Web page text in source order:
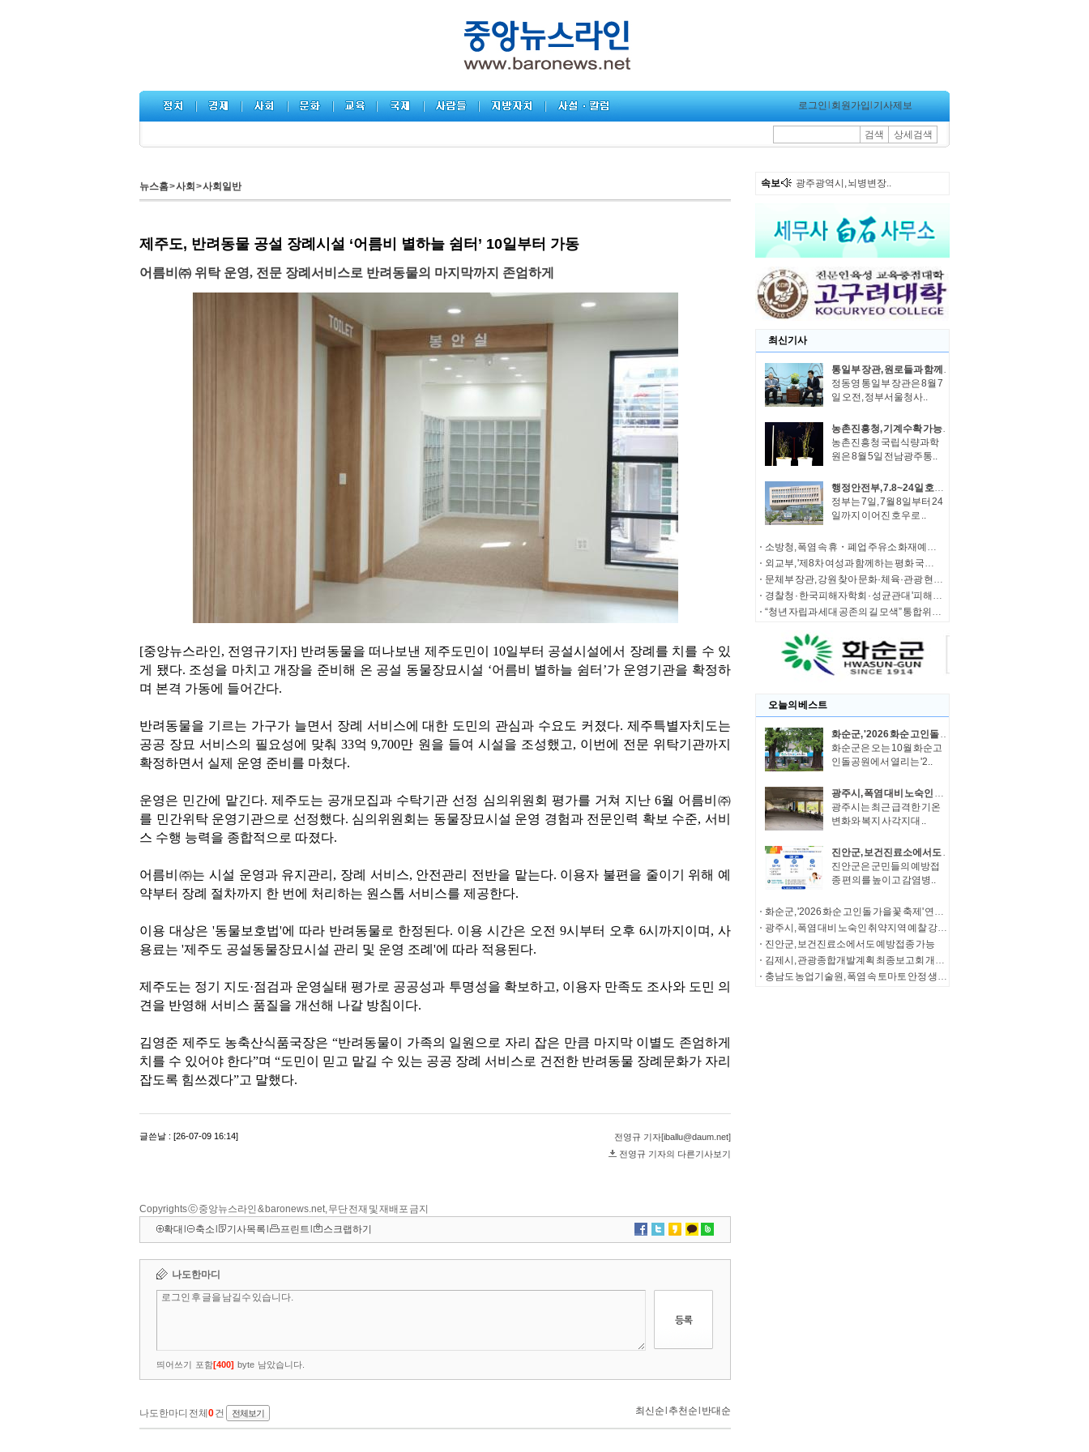
로그인 회원가입 기사제보
검색 상세검색
뉴스홈>사회 >사회일반
Copyrights ⓒ 중앙뉴스라인 & baronews.net, 무단 전재 및 재배포 금지
확대
축소 기사목록 프린트 스크랩하기
속보 광주광역시, 뇌병변장..
최신기사
통일부 장관, 원로들과 함께 '한반도 평화공존 발전구상' 공감대 형성 방안 논의
정동영 통일부 장관은 8월 7
일 오전, 정부서울청사..
농촌진흥청, 기계수확 가능한 녹두 새 품종 '채흔' 현장 평가회
농촌진흥청 국립식량과학
원은 8월 5일 전남광주통..
행정안전부, 7.8~24일 호우 피해 특별재난지역 선포
정부는 7일, 7월 8일부터 24
일까지 이어진 호우로 ..
소방청, 폭염 속 휴・폐업 주유소 화재예방에 총력
외교부, '제8차 여성과 함께하는 평화 국제회의' 청년 서포터즈 모집
문체부 장관, 강원 찾아 문화·체육·관광 현장 소통 나서
경찰청 · 한국피해자학회 · 성균관대 '피해자 중심 사법개혁' 학술대회 개최
“청년 자립과 세대 공존의 길 모색” 통합위, '세대상생 자산 특별위원회' 출범
오늘의 베스트
화순군, '2026 화순 고인돌 가을꽃 축제' 연계 체류형 관광·지역경제 활성화 추진
화순군은 오는 10월 화순고
인돌공원에서 열리는 '2..
광주시, 폭염 대비 노숙인 취약지역 예찰 강화…주 2회 이상 상시 순찰
광주시는 최근 급격한 기온
변화와 복지 사각지대 ..
진안군, 보건진료소에서도 예방접종 가능
진안군은 군민들의 예방접
종 편의를 높이고 감염병..
화순군, '2026 화순 고인돌 가을꽃 축제' 연계 체류형 관광·지역경제 활성화 추진
광주시, 폭염 대비 노숙인 취약지역 예찰 강화…주 2회 이상 상시 순찰
진안군, 보건진료소에서도 예방접종 가능
김제시, 관광종합개발계획 최종보고회 개최... '체류형 관광 거점' 도약 시동
충남도 농업기술원, 폭염 속 토마토 안정 생산 현장 지도 강화